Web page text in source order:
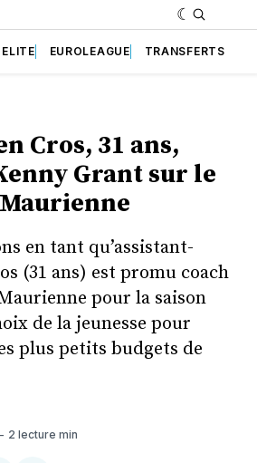
EUROLEAGUE TRANSFERTS
Cros, 31 ans,
Grant sur le
en tant qu’assistant-
(31 ans) est promu coach
pour la saison
de la jeunesse pour
plus petits budgets de
2 lecture min